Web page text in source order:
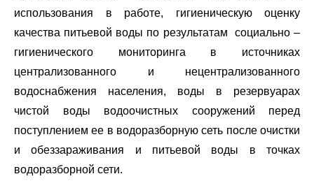
использования в работе, гигиеническую оценку
качества питьевой воды по результатам социально –
гигиенического мониторинга в источниках
централизованного и нецентрализованного
водоснабжения населения, воды в резервуарах
чистой воды водоочистных сооружений перед
поступлением ее в водоразборную сеть после очистки
и обеззараживания и питьевой воды в точках
водоразборной сети.